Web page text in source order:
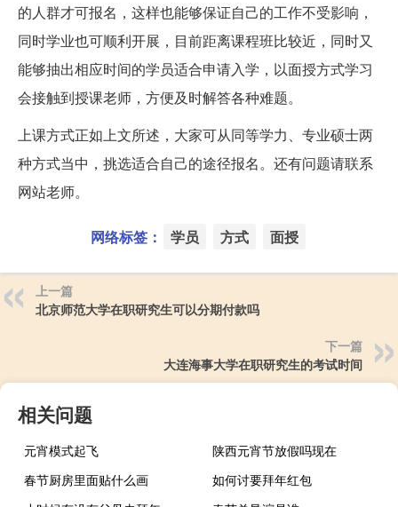
的人群才可报名，这样也能够保证自己的工作不受影响，
同时学业也可顺利开展，目前距离课程班比较近，同时又
能够抽出相应时间的学员适合申请入学，以面授方式学习
会接触到授课老师，方便及时解答各种难题。
上课方式正如上文所述，大家可从同等学力、专业硕士两
种方式当中，挑选适合自己的途径报名。还有问题请联系
网站老师。
网络标签： 学员 方式 面授
上一篇
北京师范大学在职研究生可以分期付款吗
下一篇
大连海事大学在职研究生的考试时间
相关问题
元宵模式起飞
陕西元宵节放假吗现在
春节厨房里面贴什么画
如何讨要拜年红包